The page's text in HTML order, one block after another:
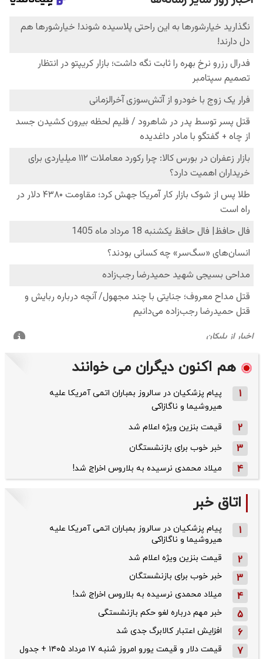
هم اکنون دیگران می خوانند
1
پیام پزشکیان در سالروز بمباران اتمی آمریکا علیه
هیروشیما و ناگازاکی
2 قیمت بنزین ویژه اعلام شد
3 خبر خوب برای بازنشستگان
4 میلاد محمدی نرسیده به بلاروس اخراج شد!
اتاق خبر
1
پیام پزشکیان در سالروز بمباران اتمی آمریکا علیه
هیروشیما و ناگازاکی
2 قیمت بنزین ویژه اعلام شد
3 خبر خوب برای بازنشستگان
4 میلاد محمدی نرسیده به بلاروس اخراج شد!
5 خبر مهم درباره لغو حکم بازنشستگی
6 افزایش اعتبار کالابرگ جدی شد
7 قیمت دلار و قیمت یورو امروز شنبه ۱۷ مرداد ۱۴۰۵ + جدول